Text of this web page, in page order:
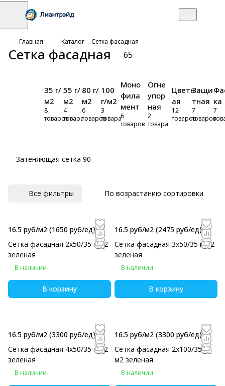
Главная Каталог Сетка фасадная
Сетка фасадная 65
35 г/
м2
8
товаров
55 г/
м2
4
товара
80 г/
м2
6
товаров
100
г/м2
3
товара
Моно
фила
мент
6
товаров
Огне
упор
ная
2
товара
Цветн
ая
12
товаров
Защи
тная
7
товаров
ка
7
Затеняющая сетка 90
Все фильтры По возрастанию сортировки
16.5 руб/м2 (1650 руб/eд)
Сетка фасадная 2х50/35 г/м2
зеленая
В наличии
В корзину
16.5 руб/м2 (2475 руб/eд)
Сетка фасадная 3х50/35 г/м2
зеленая
В наличии
В корзину
16.5 руб/м2 (3300 руб/eд)
Сетка фасадная 4х50/35 г/м2
зеленая
В наличии
16.5 руб/м2 (3300 руб/eд)
Сетка фасадная 2х100/35 г/
м2 зеленая
В наличии